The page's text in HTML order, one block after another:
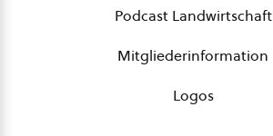
Podcast Landwirtschaft
Mitgliederinformation
Logos